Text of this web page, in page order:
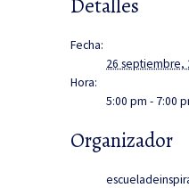
Fecha:
26 septiembre,
Hora:
5:00 pm - 7:00
Organizador